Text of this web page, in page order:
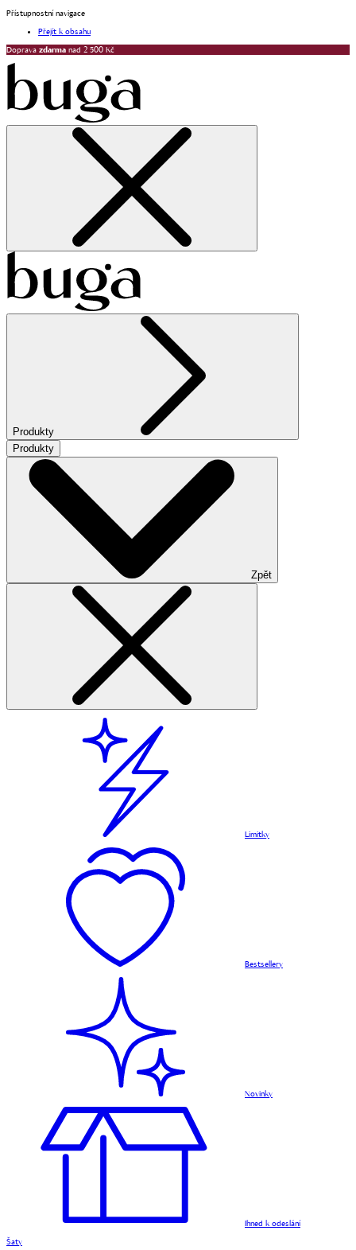
Přístupnostní navigace
Přejít k obsahu
Doprava zdarma nad 2 500 Kč
Produkty
Produkty
Zpět
Limitky
Bestsellery
Novinky
Ihned k odeslání
Šaty